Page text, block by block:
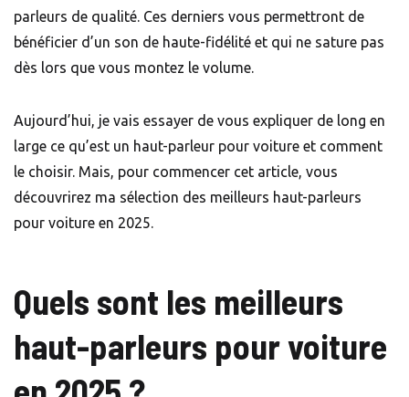
parleurs de qualité. Ces derniers vous permettront de
bénéficier d’un son de haute-fidélité et qui ne sature pas
dès lors que vous montez le volume.
Aujourd’hui, je vais essayer de vous expliquer de long en
large ce qu’est un haut-parleur pour voiture et comment
le choisir. Mais, pour commencer cet article, vous
découvrirez ma sélection des meilleurs haut-parleurs
pour voiture en 2025.
Quels sont les meilleurs
haut-parleurs pour voiture